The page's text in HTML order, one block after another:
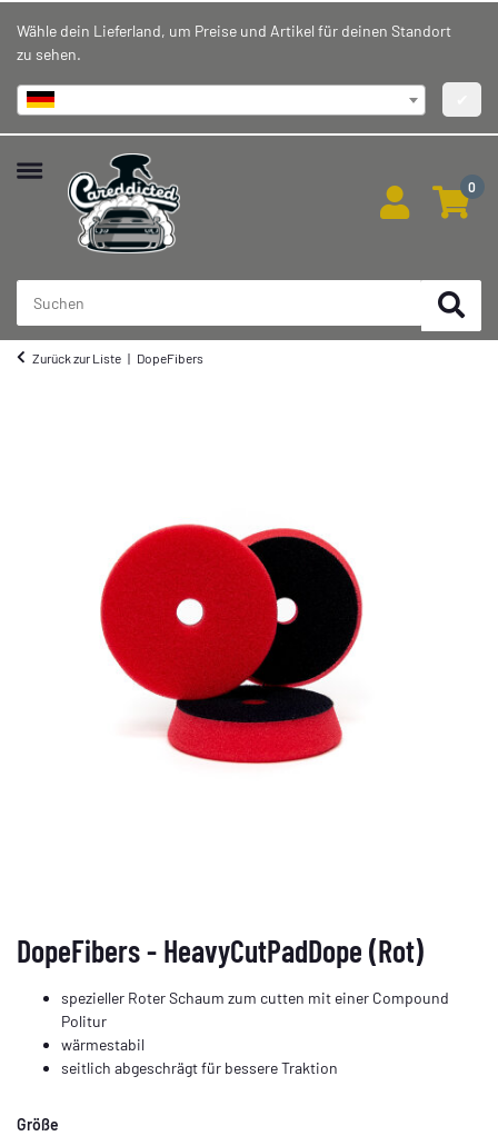
Wähle dein Lieferland, um Preise und Artikel für deinen Standort
zu sehen.
0
Zurück zur Liste DopeFibers
DopeFibers - HeavyCutPadDope (Rot)
spezieller Roter Schaum zum cutten mit einer Compound
Politur
wärmestabil
seitlich abgeschrägt für bessere Traktion
Größe